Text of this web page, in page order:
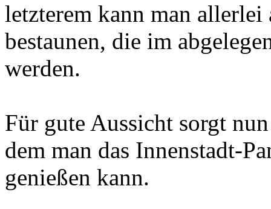
letzterem kann man
bestaunen, die im
werden.
Für gute Aussicht sorgt
dem man das Innenstadt-
genießen kann.